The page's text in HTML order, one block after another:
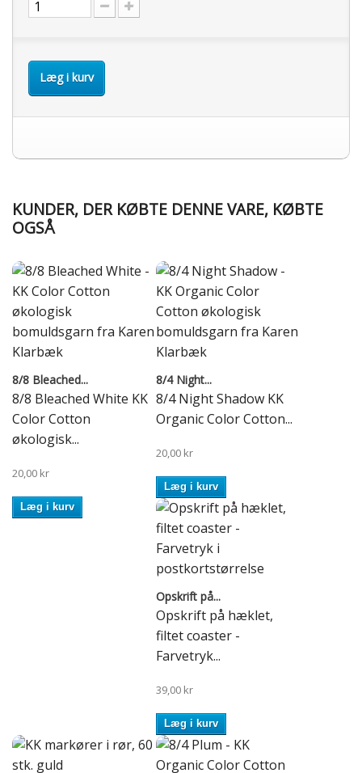
Læg i kurv
KUNDER, DER KØBTE DENNE VARE, KØBTE
OGSÅ
8/8 Bleached...
8/8 Bleached White KK
Color Cotton
økologisk...
20,00 kr
Læg i kurv
8/4 Night...
8/4 Night Shadow KK
Organic Color Cotton...
20,00 kr
Læg i kurv
Opskrift på...
Opskrift på hæklet,
filtet coaster -
Farvetryk...
39,00 kr
Læg i kurv